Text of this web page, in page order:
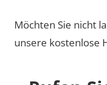
Möchten Sie nicht
unsere kostenlose